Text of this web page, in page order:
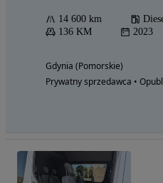
14 600 km
136 KM
2023
Gdynia (Pomorskie)
Prywatny sprzedawca •